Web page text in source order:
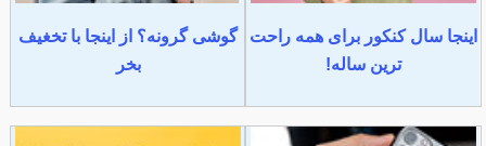
اینجا سال کنکور برای همه راحت
ترین ساله!
گوشی گرونه؟ از اینجا با تخغیف
بخر